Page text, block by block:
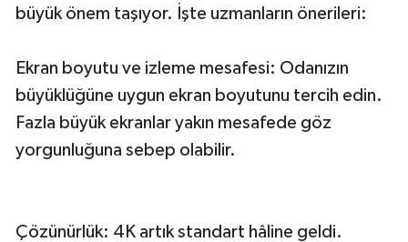
büyük önem taşıyor. İşte uzmanların önerileri:
Ekran boyutu ve izleme mesafesi: Odanızın
büyüklüğüne uygun ekran boyutunu tercih edin.
Fazla büyük ekranlar yakın mesafede göz
yorgunluğuna sebep olabilir.
Çözünürlük: 4K artık standart hâline geldi.